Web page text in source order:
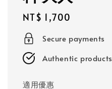
Regular
price
NT$ 1,700
Secure payments
Authentic products
適用優惠